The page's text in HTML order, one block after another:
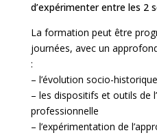
d’expérimenter entre les 2
La formation peut être
journées, avec un
:
– l’évolution socio-
– les dispositifs et outils de
professionnelle
– l’expérimentation de